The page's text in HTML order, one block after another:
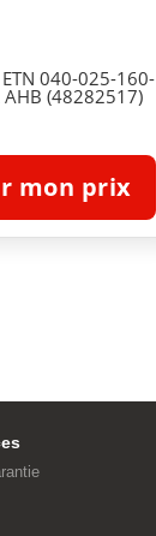
040-025-160-
AHB (48282517)
mon prix